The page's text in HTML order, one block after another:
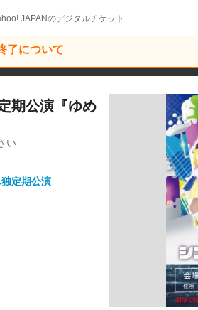
JAPANのデジタルチケット
了について
期公演『ゆめ
い
定期公演